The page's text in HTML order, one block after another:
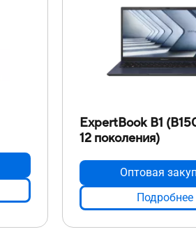
ExpertBook B1
12 поколения)
Оптовая
Подробнее